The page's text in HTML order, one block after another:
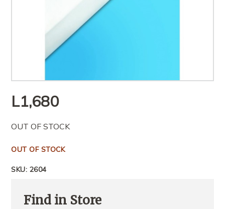
L1,680
OUT OF STOCK
OUT OF STOCK
SKU: 2604
Find in Store